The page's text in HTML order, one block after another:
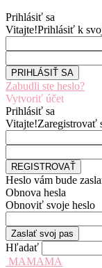
Prihlásiť sa
Vitajte!Prihlásiť k
Zabudli ste heslo?
Vytvoriť účet
Prihlásiť sa
Vitajte!Zaregistrovať
Heslo vám bude
Obnova hesla
Obnoviť svoje heslo
Hľadať
MAMAMA